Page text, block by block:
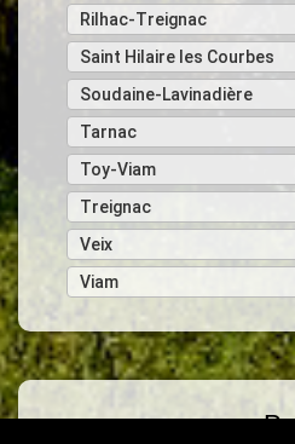
Rilhac-Treignac
Saint Hilaire les Courbes
Soudaine-Lavinadière
Tarnac
Toy-Viam
Treignac
Veix
Viam